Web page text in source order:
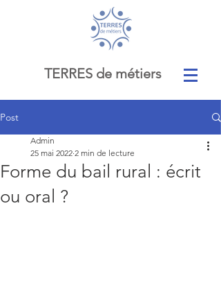
TERRES de métiers
Post
Forme du bail rural : écrit
ou oral ?
Admin
25 mai 2022 2 min de lecture